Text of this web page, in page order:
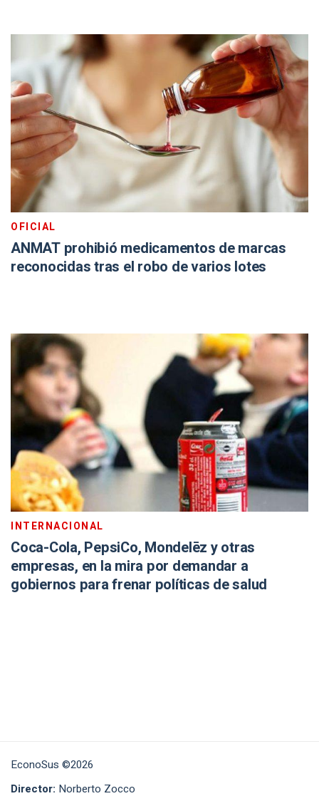
OFICIAL
ANMAT prohibió medicamentos de marcas
reconocidas tras el robo de varios lotes
INTERNACIONAL
Coca-Cola, PepsiCo, Mondelēz y otras
empresas, en la mira por demandar a
gobiernos para frenar políticas de salud
EconoSus ©2026
Director: Norberto Zocco